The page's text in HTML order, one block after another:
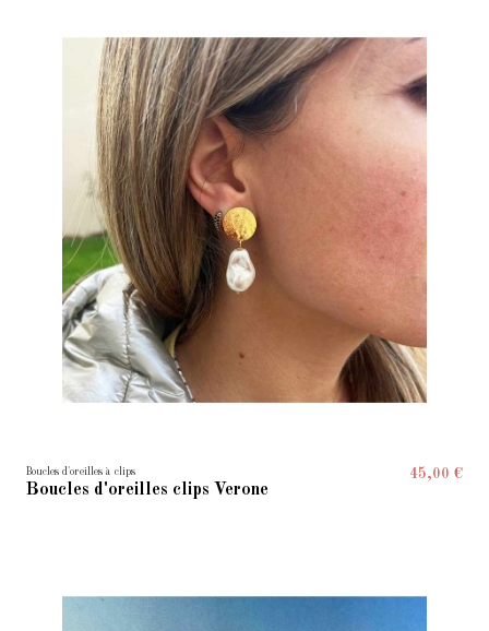
Boucles d'oreilles à clips
Boucles d'oreilles clips Verone
45,00 €